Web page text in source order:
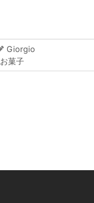
Giorgio
お菓子